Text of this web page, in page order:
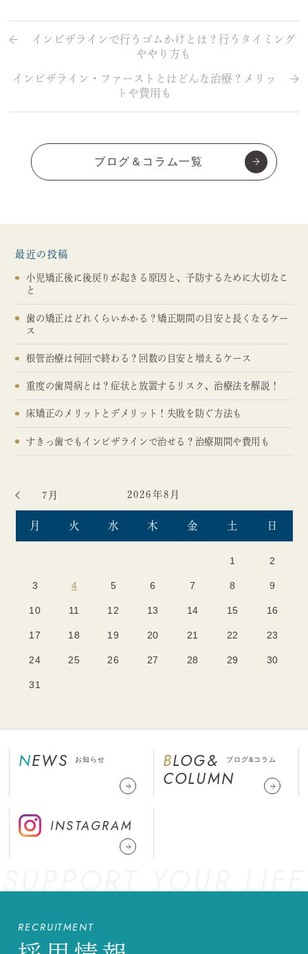
インビザラインで行うゴムかけとは？行うタイミング
ややり方も
インビザライン・ファーストとはどんな治療？メリッ
トや費用も
ブログ＆コラム一覧
最近の投稿
小児矯正後に後戻りが起きる原因と、予防するために大切なこ
と
歯の矯正はどれくらいかかる？矯正期間の目安と長くなるケー
ス
根管治療は何回で終わる？回数の目安と増えるケース
重度の歯周病とは？症状と放置するリスク、治療法を解説！
床矯正のメリットとデメリット！失敗を防ぐ方法も
すきっ歯でもインビザラインで治せる？治療期間や費用も
2026年8月
月 火 水 木 金 土 日
7月
1 2
3 4 5 6 7 8 9
10 11 12 13 14 15 16
17 18 19 20 21 22 23
24 25 26 27 28 29 30
31
NEWS お知らせ
BLOG&
COLUMN
ブログ&コラム
INSTAGRAM
SUPPORT YOUR LIFE
RECRUITMENT